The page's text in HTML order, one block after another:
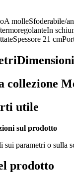
A molleSfoderabile/
In
Spessore 21 cm
collezione
utile
sul prodotto
parametri o sulla
prodotto